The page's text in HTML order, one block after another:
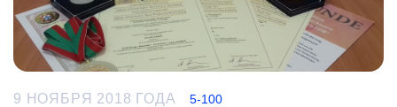
9 НОЯБРЯ 2018 ГОДА 5-100